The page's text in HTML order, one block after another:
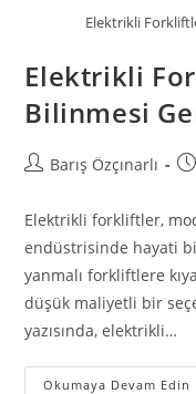
Elektrikli
Elektrikli
Bilinmesi
Barış Özçınarlı
Elektrikli forkliftler,
endüstrisinde hayati
yanmalı forkliftlere
düşük maliyetli bir
yazısında, elektrikli…
Okumaya Devam Edin